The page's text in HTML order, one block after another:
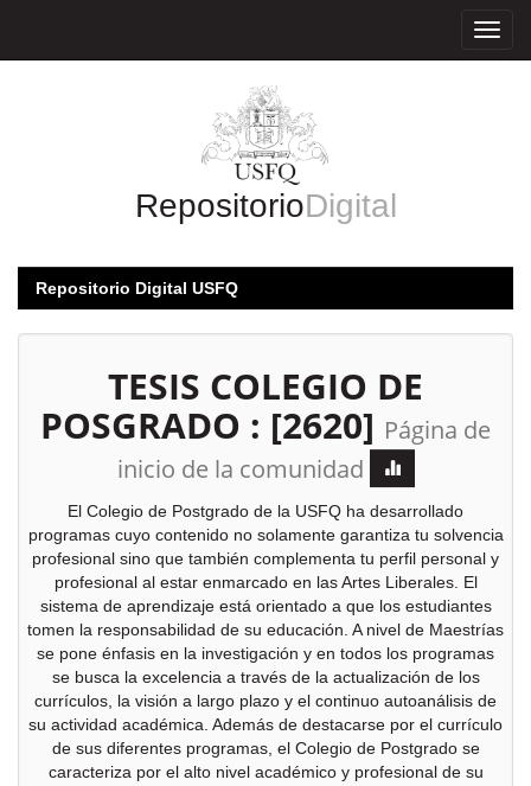
RepositorioDigital
Repositorio Digital USFQ
TESIS COLEGIO DE
POSGRADO : [2620] Página de
inicio de la comunidad
El Colegio de Postgrado de la USFQ ha desarrollado
programas cuyo contenido no solamente garantiza tu solvencia
profesional sino que también complementa tu perfil personal y
profesional al estar enmarcado en las Artes Liberales. El
sistema de aprendizaje está orientado a que los estudiantes
tomen la responsabilidad de su educación. A nivel de Maestrías
se pone énfasis en la investigación y en todos los programas
se busca la excelencia a través de la actualización de los
currículos, la visión a largo plazo y el continuo autoanálisis de
su actividad académica. Además de destacarse por el currículo
de sus diferentes programas, el Colegio de Postgrado se
caracteriza por el alto nivel académico y profesional de su